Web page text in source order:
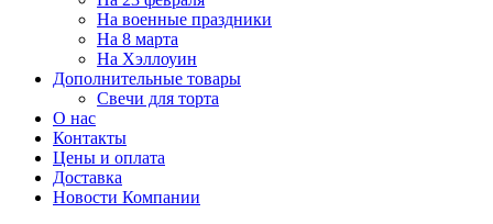
На военные праздники
На 8 марта
На Хэллоуин
Дополнительные товары
Свечи для торта
О нас
Контакты
Цены и оплата
Доставка
Новости Компании